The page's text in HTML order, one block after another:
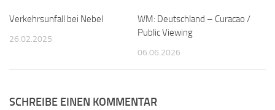
Verkehrsunfall bei Nebel
26.02.2025
WM: Deutschland – Curacao /
Public Viewing
06.06.2026
SCHREIBE EINEN KOMMENTAR